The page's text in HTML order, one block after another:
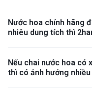
Nước hoa chính hãng
nhiêu dung tích thì
Nếu chai nước hoa có
thì có ảnh hưởng